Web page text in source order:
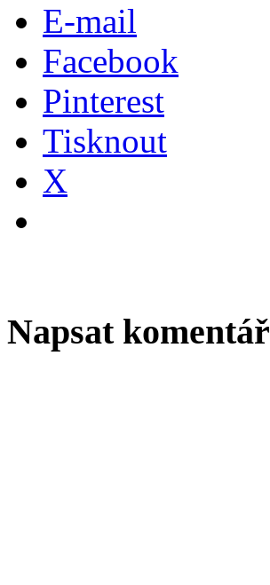
E-mail
Facebook
Pinterest
Tisknout
X
Napsat komentář